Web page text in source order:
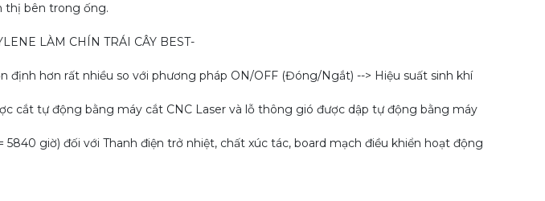
thị bên trong ống.
LÀM CHÍN TRÁI CÂY BEST-
hơn rất nhiều so với phương pháp ON/OFF (Đóng/Ngắt) --> Hiệu suất sinh khí
cắt tự động bằng máy cắt CNC Laser và lỗ thông gió được dập tự động bằng máy
giờ) đối với Thanh điện trở nhiệt, chất xúc tác, board mạch điều khiển hoạt động